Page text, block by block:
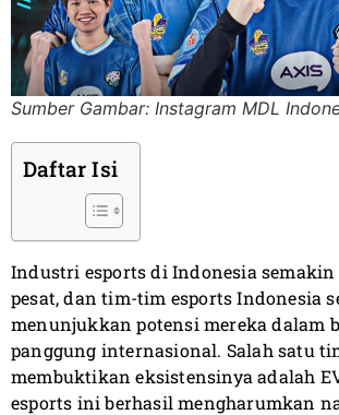
Sumber Gambar: Instagram MDL
Daftar Isi
Industri esports di Indonesia semakin
pesat, dan tim-tim esports Indonesia
menunjukkan potensi mereka dalam
panggung internasional. Salah satu
membuktikan eksistensinya adalah
esports ini berhasil mengharumkan